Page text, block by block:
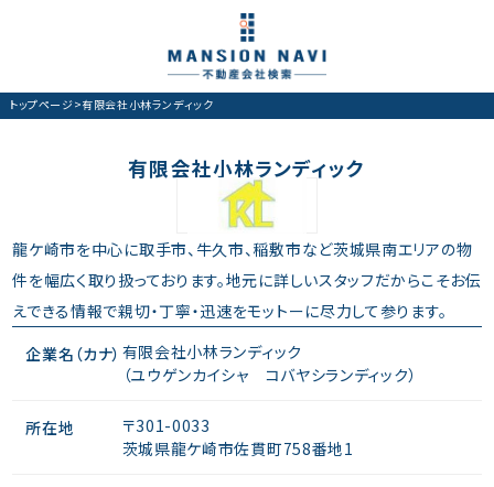
トップページ>有限会社小林ランディック
有限会社小林ランディック
龍ケ崎市を中心に取手市、牛久市、稲敷市など茨城県南エリアの物
件を幅広く取り扱っております。地元に詳しいスタッフだからこそお伝
えできる情報で親切・丁寧・迅速をモットーに尽力して参ります。
企業名（カナ） 有限会社小林ランディック
（ユウゲンカイシャ コバヤシランディック）
所在地
〒301-0033
茨城県龍ケ崎市佐貫町758番地1